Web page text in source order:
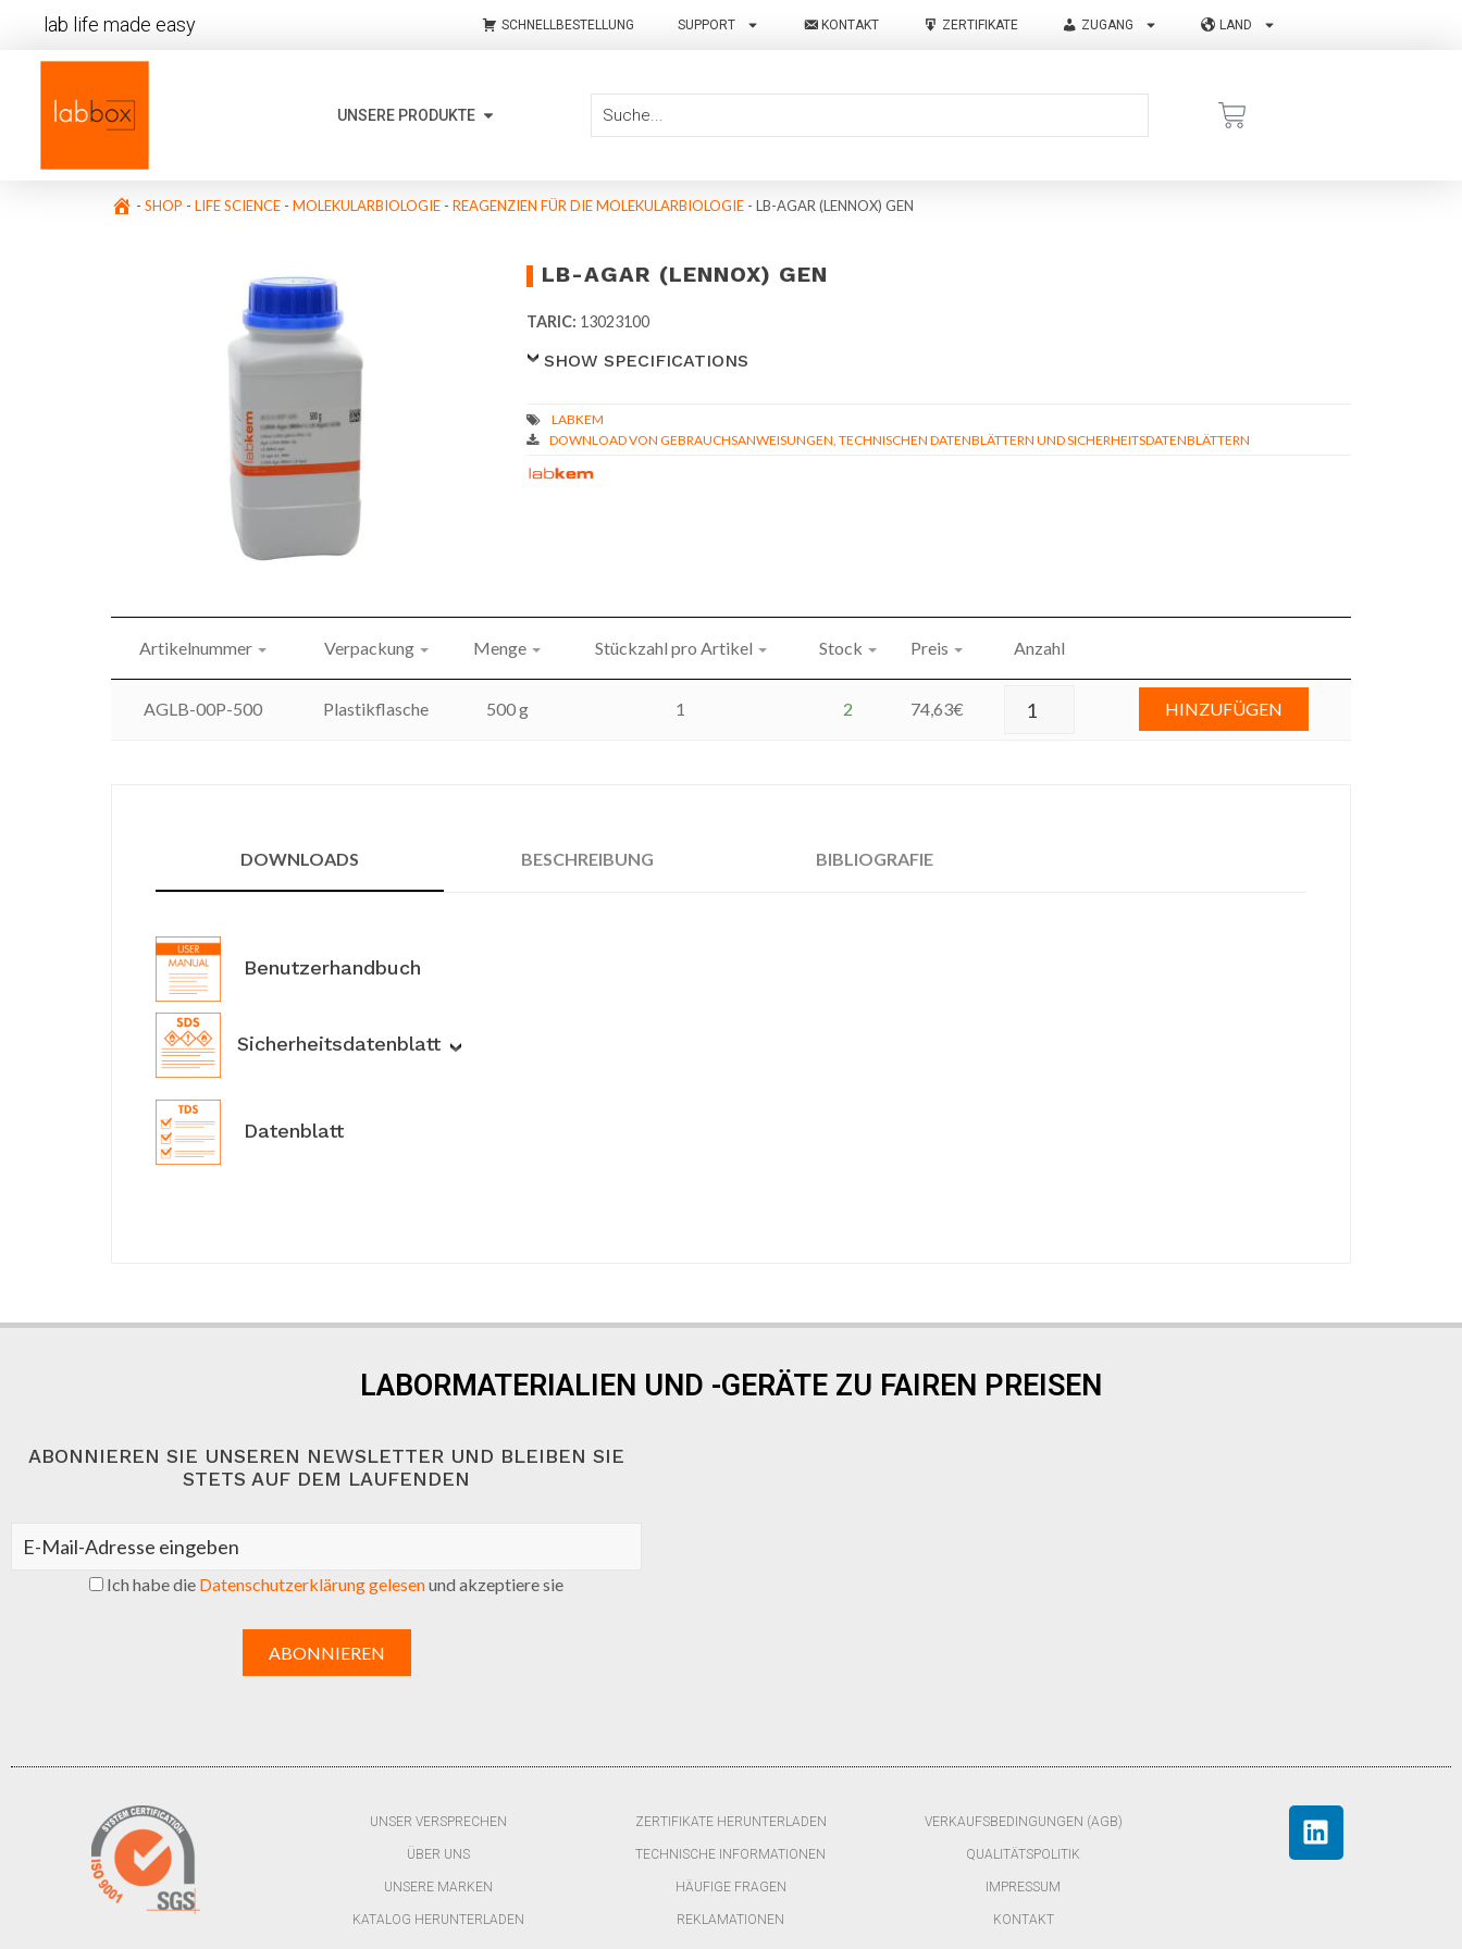
lab life made easy SCHNELLBESTELLUNG SUPPORT KONTAKT ZERTIFIKATE ZUGANG LAND
UNSERE PRODUKTE
- SHOP - LIFE SCIENCE - MOLEKULARBIOLOGIE - REAGENZIEN FÜR DIE MOLEKULARBIOLOGIE - LB-AGAR (LENNOX) GEN
LB-AGAR (LENNOX) GEN
TARIC: 13023100
SHOW SPECIFICATIONS
DOWNLOAD VON GEBRAUCHSANWEISUNGEN, TECHNISCHEN DATENBLÄTTERN UND SICHERHEITSDATENBLÄTTERN
Artikelnummer Verpackung Menge Stückzahl pro Artikel Stock Preis Anzahl
AGLB-00P-500 Plastikflasche 500 g 1 2 74,63€ HINZUFÜGEN
DOWNLOADS BESCHREIBUNG BIBLIOGRAFIE
Benutzerhandbuch
Sicherheitsdatenblatt
Datenblatt
LABORMATERIALIEN UND -GERÄTE ZU FAIREN PREISEN
ABONNIEREN SIE UNSEREN NEWSLETTER UND BLEIBEN SIE
STETS AUF DEM LAUFENDEN
Ich habe die Datenschutzerklärung gelesenund akzeptiere sie
UNSER VERSPRECHEN
ÜBER UNS
UNSERE MARKEN
KATALOG HERUNTERLADEN
ZERTIFIKATE HERUNTERLADEN
TECHNISCHE INFORMATIONEN
HÄUFIGE FRAGEN
REKLAMATIONEN
VERKAUFSBEDINGUNGEN (AGB)
QUALITÄTSPOLITIK
IMPRESSUM
KONTAKT